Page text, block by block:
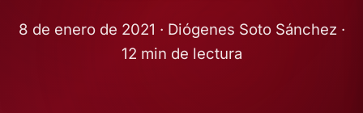
8 de enero de 2021 · Diógenes Soto Sánchez ·
12 min de lectura